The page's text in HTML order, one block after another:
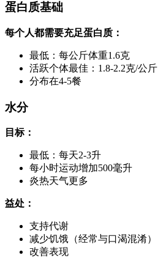
蛋白质基础
每个人都需要充足蛋白质：
最低：每公斤体重1.6克
活跃个体最佳：1.8-2.2克/公斤
分布在4-5餐
水分
目标：
最低：每天2-3升
每小时运动增加500毫升
炎热天气更多
益处：
支持代谢
减少饥饿（经常与口渴混淆）
改善表现